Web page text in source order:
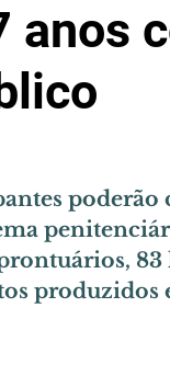
anos
poderão
83
produzidos